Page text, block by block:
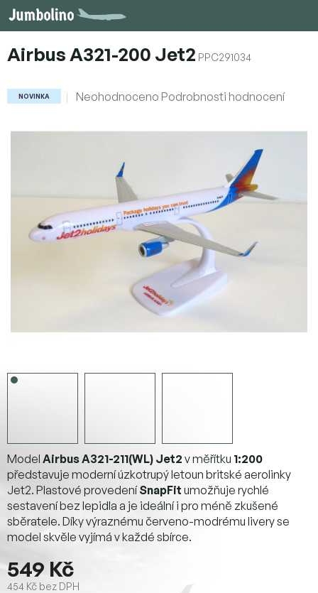
Přejít
na
Airbus A321-200 Jet2 PPC291034
NOVINKA
Průměrné
hvězdiček.
Neohodnoceno Podrobnosti hodnocení
549 Kč
454 Kč bez DPH
Model Airbus A321-211(WL) Jet2 v měřítku 1:200
představuje moderní úzkotrupý letoun britské aerolinky
Jet2. Plastové provedeníSnapFit umožňuje rychlé
sestavení bez lepidla a je ideální i pro méně zkušené
sběratele. Díky výraznému červeno-modrému livery se
model skvěle vyjímá v každé sbírce.